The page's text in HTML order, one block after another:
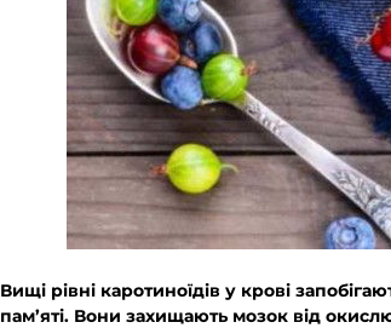
Вищі рівні каротиноїдів у крові
пам’яті. Вони захищають мозок від